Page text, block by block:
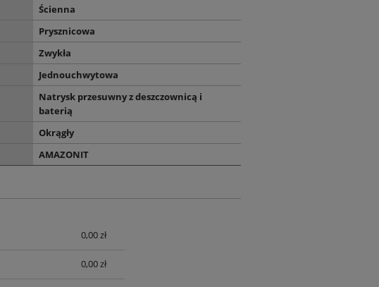
Ścienna
Prysznicowa
Zwykła
Jednouchwytowa
Natrysk przesuwny z deszczownicą i
baterią
Okrągły
AMAZONIT
ZAWIERA EWENTUALNYCH
0,00 zł
0,00 zł